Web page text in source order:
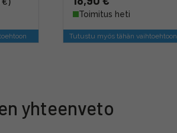
Toimitus heti
Tutustu myös tähän vaihtoehtoon
yhteenveto